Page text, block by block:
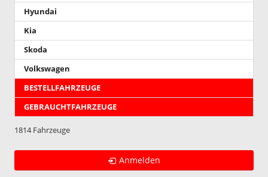
Hyundai
Kia
Skoda
Volkswagen
BESTELLFAHRZEUGE
GEBRAUCHTFAHRZEUGE
1814 Fahrzeuge
Anmelden